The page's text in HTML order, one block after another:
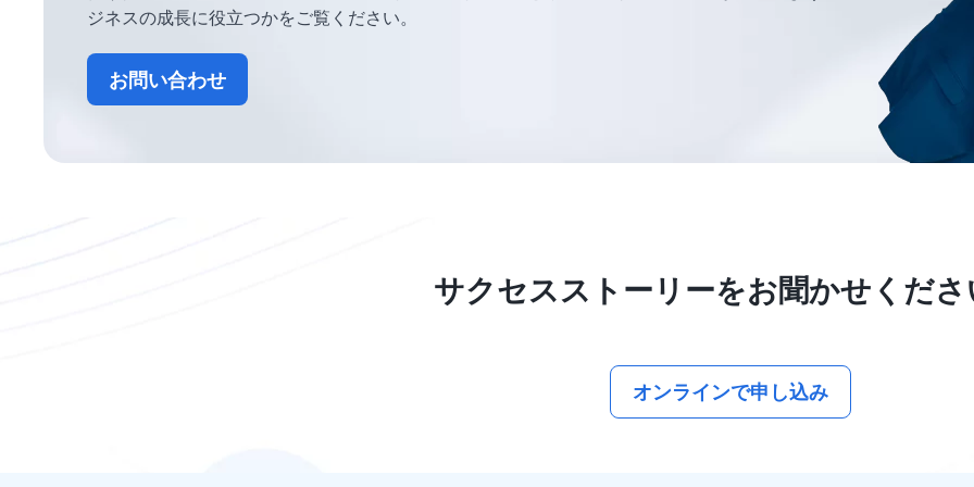
ジネスの成長に役立つかをご覧ください。
お問い合わせ
サクセスストーリーをお聞かせくだ
オンラインで申し込み